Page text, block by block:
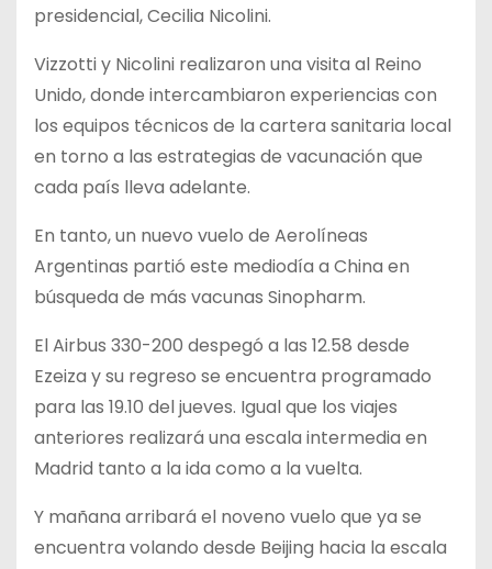
presidencial, Cecilia Nicolini.
Vizzotti y Nicolini realizaron una visita al Reino
Unido, donde intercambiaron experiencias con
los equipos técnicos de la cartera sanitaria local
en torno a las estrategias de vacunación que
cada país lleva adelante.
En tanto, un nuevo vuelo de Aerolíneas
Argentinas partió este mediodía a China en
búsqueda de más vacunas Sinopharm.
El Airbus 330-200 despegó a las 12.58 desde
Ezeiza y su regreso se encuentra programado
para las 19.10 del jueves. Igual que los viajes
anteriores realizará una escala intermedia en
Madrid tanto a la ida como a la vuelta.
Y mañana arribará el noveno vuelo que ya se
encuentra volando desde Beijing hacia la escala